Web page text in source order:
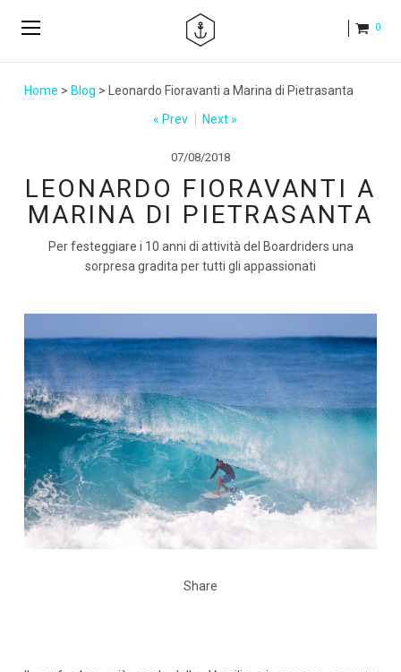
0
Home > Blog > Leonardo Fioravanti a Marina di Pietrasanta
« Prev
Next »
07/08/2018
LEONARDO FIORAVANTI A
MARINA DI PIETRASANTA
Per festeggiare i 10 anni di attività del Boardriders una
sorpresa gradita per tutti gli appassionati
Share